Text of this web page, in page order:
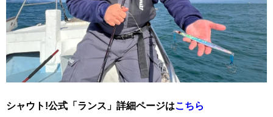
シャウト!公式「ランス」詳細ページはこちら